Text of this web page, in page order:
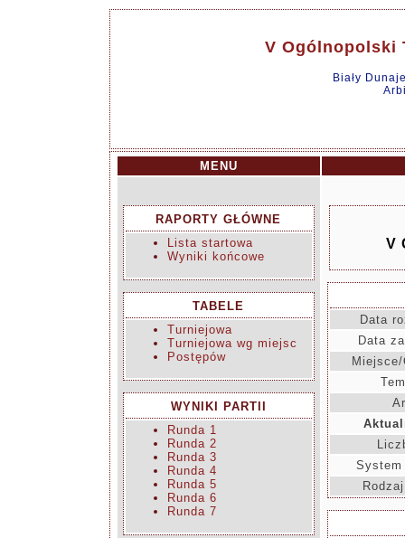
V Ogólnopolski
Biały
MENU
RAPORTY GŁÓWNE
Lista startowa
Wyniki końcowe
TABELE
Turniejowa
Turniejowa wg miejsc
Postępów
WYNIKI PARTII
Runda 1
Runda 2
Runda 3
Runda 4
Runda 5
Runda 6
Runda 7
V
Data
Data